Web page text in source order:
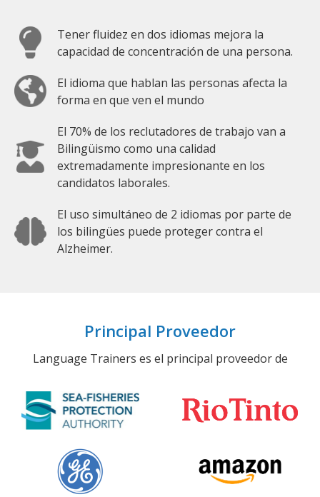
Tener fluidez en dos idiomas mejora la
capacidad de concentración de una persona.
El idioma que hablan las personas afecta la
forma en que ven el mundo
El 70% de los reclutadores de trabajo van a
Bilingüismo como una calidad
extremadamente impresionante en los
candidatos laborales.
El uso simultáneo de 2 idiomas por parte de
los bilingües puede proteger contra el
Alzheimer.
Principal Proveedor
Language Trainers es el principal proveedor de